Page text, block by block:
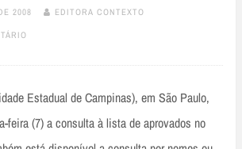
2008 EDITORA CONTEXTO
Estadual de Campinas), em São Paulo,
feira (7) a consulta à lista de aprovados no